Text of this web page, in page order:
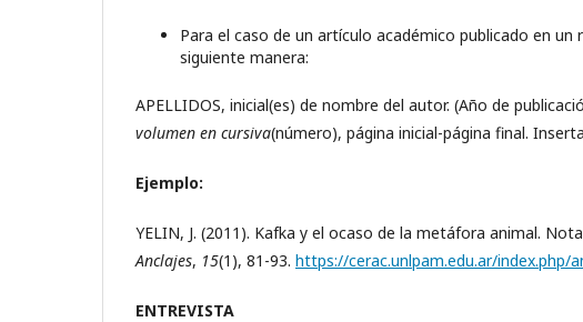
Para el caso de un artículo académico publicado en
siguiente manera:
APELLIDOS, inicial(es) de nombre del autor. (Año de
volumen en cursiva(número), página inicial-página final.
Ejemplo:
YELIN, J. (2011). Kafka y el ocaso de la metáfora animal.
Anclajes, 15(1), 81-93. https://cerac.unlpam.edu.ar/index.php/
ENTREVISTA